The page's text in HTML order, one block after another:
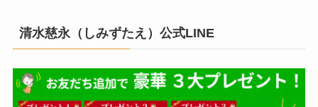
清水慈永（しみずたえ）公式LINE